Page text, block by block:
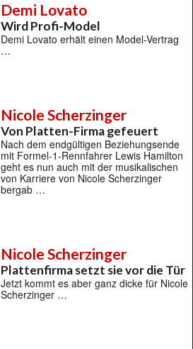
Demi Lovato
Wird Profi-Model
Demi Lovato erhält einen Model-Vertrag
…
Nicole Scherzinger
Von Platten-Firma gefeuert
Nach dem endgültigen Beziehungsende
mit Formel-1-Rennfahrer Lewis Hamilton
geht es nun auch mit der musikalischen
von Karriere von Nicole Scherzinger
bergab …
Nicole Scherzinger
Plattenfirma setzt sie vor die Tür
Jetzt kommt es aber ganz dicke für Nicole
Scherzinger …